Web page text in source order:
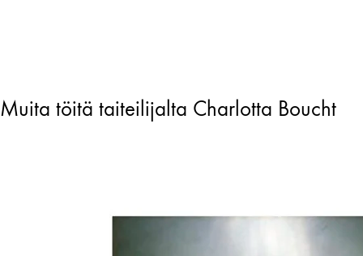
Muita töitä taiteilijalta Charlotta Boucht